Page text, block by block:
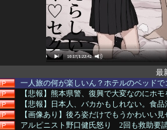
最
一人旅の何が楽しいん？ホテルのベッド
【悲報】熊本県警、復興で大変なのにホ
【悲報】日本人、バカかもしれない。食
【画像あり】後ろ姿だけでもうかわいい
アルピニスト野口健氏怒り 2回も救助要